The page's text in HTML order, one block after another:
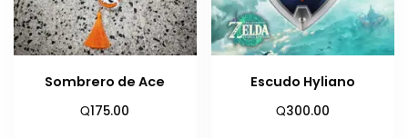
Sombrero de Ace
Q175.00
Escudo Hyliano
Q300.00